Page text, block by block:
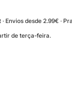
Envios desde 2.99€ ·
de terça-feira.